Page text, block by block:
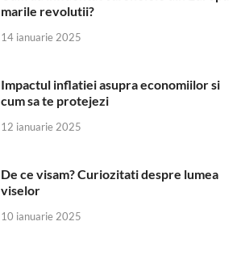
marile revolutii?
14 ianuarie 2025
Impactul inflatiei asupra economiilor si
cum sa te protejezi
12 ianuarie 2025
De ce visam? Curiozitati despre lumea
viselor
10 ianuarie 2025